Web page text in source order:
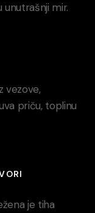
mir.
vezove,
priču, toplinu
je tiha